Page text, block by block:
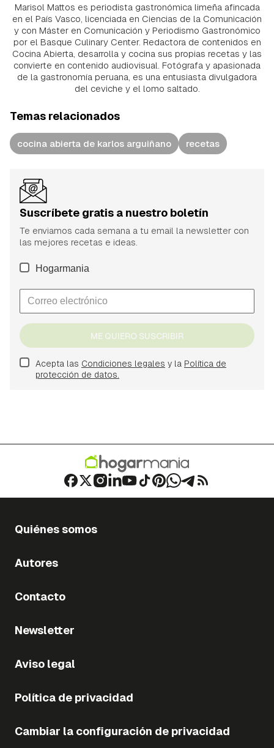
Marisol Mattos es periodista gastronómica limeña afincada
en el País Vasco, licenciada en Ciencias de la Comunicación
y con Máster en Comunicación y Periodismo Gastronómico
por el Basque Culinary Center. Redactora de contenidos en
Cocina Abierta, desarrolla y cocina sus propias recetas y las
convierte en contenido audiovisual. Fotógrafa y apasionada
de la gastronomía peruana, es una entusiasta divulgadora
del ceviche y el lomo saltado.
Temas relacionados
cocina abierta de karlos arguiñano recetas
Suscríbete gratis a nuestro boletín
Te enviamos cada semana a tu email la newsletter con
las mejores recetas e ideas.
Hogarmania
ME QUIERO SUSCRIBIR
Acepta las Condiciones legales y la Política de
protección de datos.
Quiénes somos
Autores
Contacto
Newsletter
Aviso legal
Política de privacidad
Cambiar la configuración de privacidad